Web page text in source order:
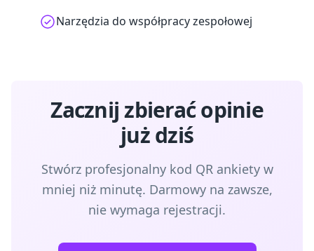
Narzędzia do współpracy zespołowej
Zacznij zbierać opinie
już dziś
Stwórz profesjonalny kod QR ankiety w
mniej niż minutę. Darmowy na zawsze,
nie wymaga rejestracji.